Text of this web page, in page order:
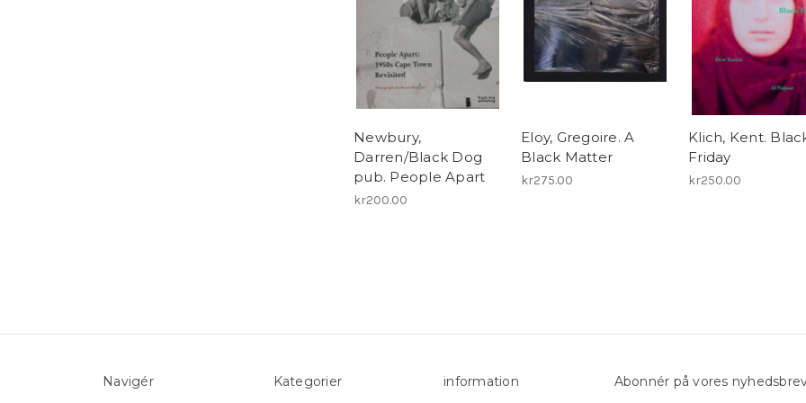
Newbury,
Darren/Black Dog
pub. People Apart
kr200.00
Eloy, Gregoire. A
Black Matter
kr275.00
Klich, Kent.
Friday
kr250.00
Navigér Kategorier information Abonnér på vores